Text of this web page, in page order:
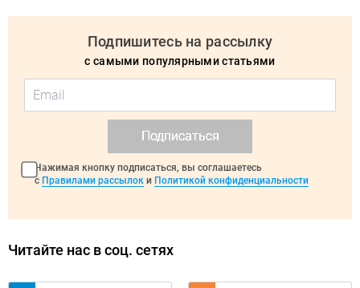
Подпишитесь на рассылку
с самыми популярными статьями
Подписаться
Нажимая кнопку подписаться, вы соглашаетесь
с Правилами рассылок и Политикой конфиденциальности
Читайте нас в соц. сетях